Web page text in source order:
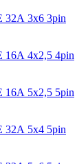
32А 3х6 3pin
16А 4х2,5 4pin
16А 5x2,5 5pin
32А 5x4 5pin